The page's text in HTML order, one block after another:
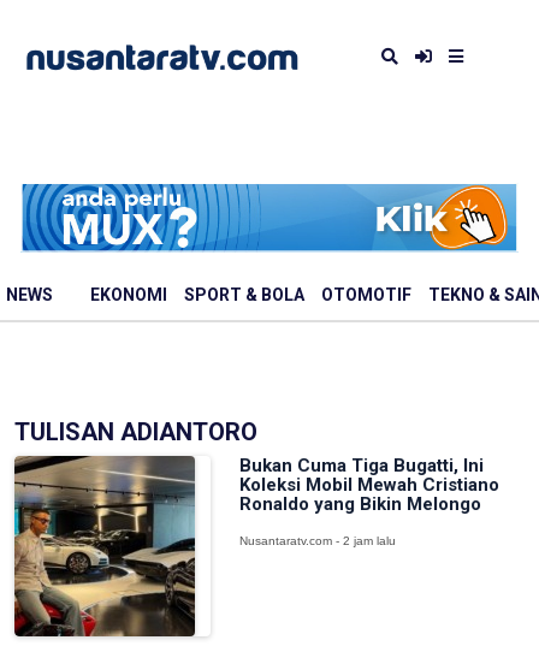
NEWS EKONOMI SPORT & BOLA OTOMOTIF TEKNO &
TULISAN ADIANTORO
Bukan Cuma Tiga Bugatti, Ini
Koleksi Mobil Mewah Cristiano
Ronaldo yang Bikin Melongo
Nusantaratv.com - 2 jam lalu